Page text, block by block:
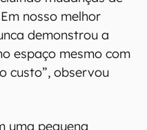
nosso melhor
demonstrou a
espaço mesmo com
custo”, observou
uma pequena